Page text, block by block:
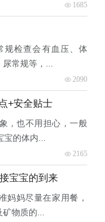
1685
规检查会有血压、体
常规等，...
2090
+安全贴士
，也不用担心，一般
的体内...
2165
宝宝的到来
妈妈尽量在家用餐，
物质的...